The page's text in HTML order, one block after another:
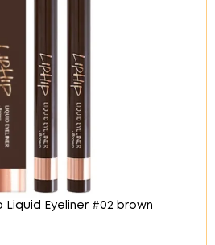
mềm mịn, son tạo nên màu
vón cục, mang đến cho
màu, tự nhiên và đầy sức
Son bóng màu Liphip
là sự lựa chọn lý tưởng cho
môi bóng mượt, đầy đặn và
bám lâu, màu sắc tươi tắn và
phẩm này chắc chắn sẽ làm
Eyeliner #02 brown